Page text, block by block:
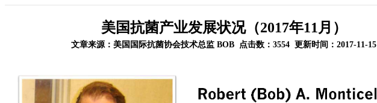
美国抗菌产业发展状况（2017年11月）
文章来源：美国国际抗菌协会技术总监 BOB 点击数：3554 更新时间：2017-11-15